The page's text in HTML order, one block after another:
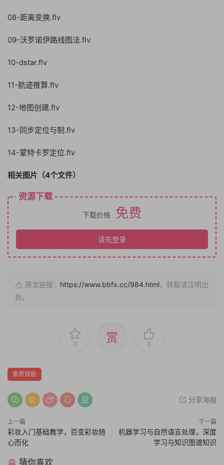
08-距离变换.flv
09-沃罗诺伊路线图法.flv
10-dstar.flv
11-航迹推算.flv
12-地图创建.flv
13-同步定位与制.flv
14-蒙特卡罗定位.flv
相关图片（4个文件）
资源下载
下载价格 免费
请先登录
原文链接： https://www.bbfx.cc/984.html，转载请注明出
处。
0 赏 0
素质技能
分享海报
上一篇
彩妆入门基础教学，百变彩妆随
心而化
下一篇
机器学习与自然语言处理，深度
学习与知识图谱知识
猜你喜欢